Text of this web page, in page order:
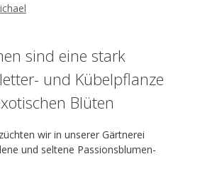
sind eine stark
und Kübelpflanze
Blüten
wir in unserer Gärtnerei
und seltene Passionsblumen-